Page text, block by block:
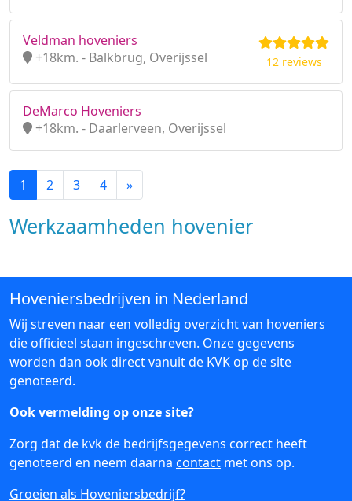
Veldman hoveniers
+18km. - Balkbrug, Overijssel
12 reviews
DeMarco Hoveniers
+18km. - Daarlerveen, Overijssel
1 2 3 4 »
Werkzaamheden hovenier
Hoveniersbedrijven in Nederland
Wij streven naar een volledig overzicht van hoveniers
die officieel staan ingeschreven. Onze gegevens
worden dan ook direct vanuit de KVK op de site
genoteerd.
Ook vermelding op onze site?
Zorg dat de kvk de bedrijfsgegevens correct heeft
genoteerd en neem daarna contact met ons op.
Groeien als Hoveniersbedrijf?